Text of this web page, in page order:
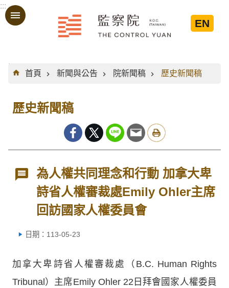
跳到主要內容區塊
:::
EN
:::
首頁
新聞與公告 院新聞稿 歷史新聞稿
歷史新聞稿
為人權共同理念和行動 加拿大卑
詩省人權審裁處Emily Ohler主席
回訪國家人權委員會
日期：113-05-23
加拿大卑詩省人權審裁處（B.C. Human Rights
Tribunal）主席Emily Ohler 22日拜會國家人權委員